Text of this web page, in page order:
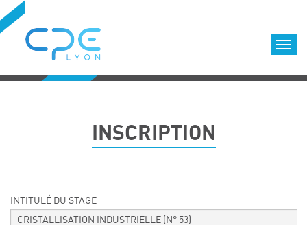
Formations diplômantes
Equipe
Nous choisir
INSCRIPTION
INTITULÉ DU STAGE
CRISTALLISATION INDUSTRIELLE (N° 53)
Cookies management panel